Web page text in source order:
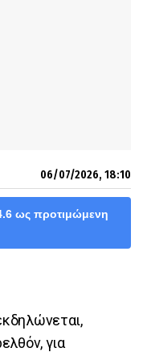
06/07/2026, 18:10
ως προτιμώμενη
για